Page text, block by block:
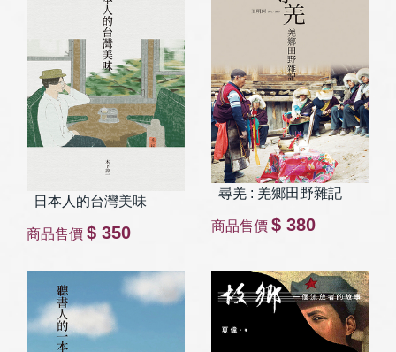
日本人的台灣美味
商品售價 $ 350
尋羌 : 羌鄉田野雜記
商品售價 $ 380